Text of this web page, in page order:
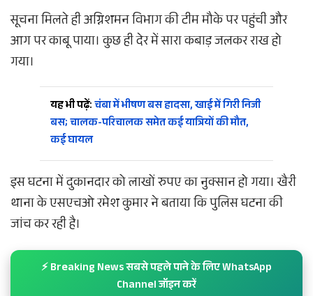
सूचना मिलते ही अग्निशमन विभाग की टीम मौके पर पहुंची और
आग पर काबू पाया। कुछ ही देर में सारा कबाड़ जलकर राख हो
गया।
यह भी पढ़ें:चंबा में भीषण बस हादसा, खाई में गिरी निजी
बस; चालक-परिचालक समेत कई यात्रियों की मौत,
कई घायल
इस घटना में दुकानदार को लाखों रुपए का नुक्सान हो गया। खैरी
थाना के एसएचओ रमेश कुमार ने बताया कि पुलिस घटना की
जांच कर रही है।
⚡ Breaking News सबसे पहले पाने के लिए WhatsApp
Channel जॉइन करें